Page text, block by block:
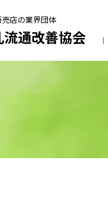
店の業界団体
通改善協会